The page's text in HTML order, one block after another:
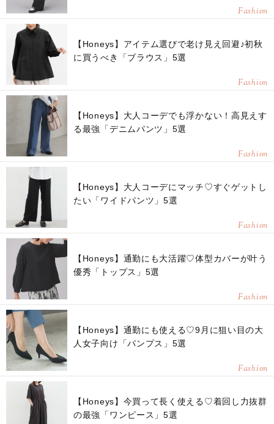
Fashion
【Honeys】アイテム選びで老け見え回避♪初秋
に買うべき「ブラウス」5選
Fashion
【Honeys】大人コーデでも浮かない！高見えす
る最強「デニムパンツ」5選
Fashion
【Honeys】大人コーデにマッチ♡すぐゲットし
たい「ワイドパンツ」5選
Fashion
【Honeys】通勤にも大活躍♡体型カバーが叶う
優秀「トップス」5選
Fashion
【Honeys】通勤にも使える♡9月に狙い目の大
人女子向け「パンプス」5選
Fashion
【Honeys】今買って長く使える♡着回し力抜群
の最強「ワンピース」5選